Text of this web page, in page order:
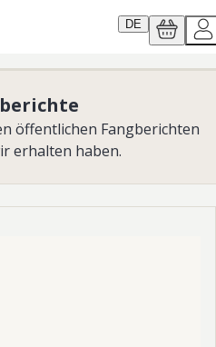
DE
öffentlichen Fangberichten
erhalten haben.